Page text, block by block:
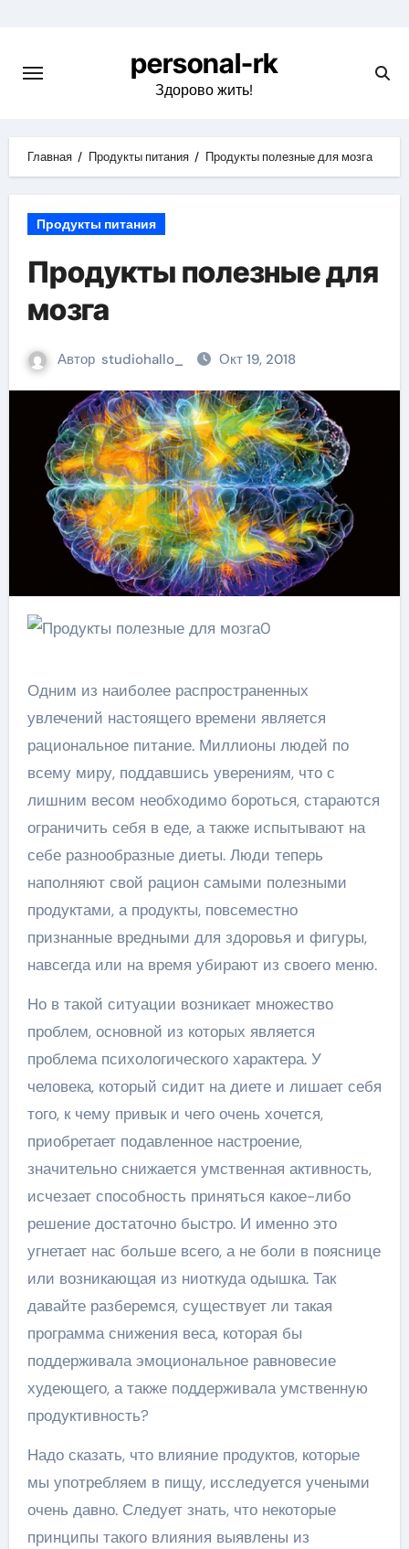
содержимому
personal-rk
Здорово жить!
Главная Продукты питания Продукты полезные для мозга
Продукты питания
Продукты полезные для
мозга
Автор studiohallo_ Окт 19, 2018
Одним из наиболее распространенных
увлечений настоящего времени является
рациональное питание. Миллионы людей по
всему миру, поддавшись уверениям, что с
лишним весом необходимо бороться, стараются
ограничить себя в еде, а также испытывают на
себе разнообразные диеты. Люди теперь
наполняют свой рацион самыми полезными
продуктами, а продукты, повсеместно
признанные вредными для здоровья и фигуры,
навсегда или на время убирают из своего меню.
Но в такой ситуации возникает множество
проблем, основной из которых является
проблема психологического характера. У
человека, который сидит на диете и лишает себя
того, к чему привык и чего очень хочется,
приобретает подавленное настроение,
значительно снижается умственная активность,
исчезает способность приняться какое-либо
решение достаточно быстро. И именно это
угнетает нас больше всего, а не боли в пояснице
или возникающая из ниоткуда одышка. Так
давайте разберемся, существует ли такая
программа снижения веса, которая бы
поддерживала эмоциональное равновесие
худеющего, а также поддерживала умственную
продуктивность?
Надо сказать, что влияние продуктов, которые
мы употребляем в пищу, исследуется учеными
очень давно. Следует знать, что некоторые
принципы такого влияния выявлены из